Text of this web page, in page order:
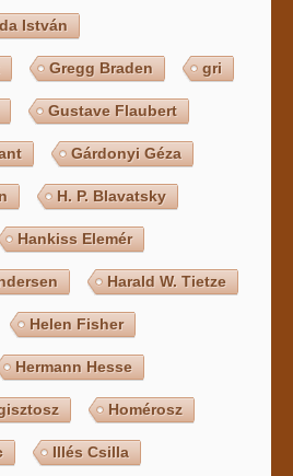
István
Gregg Braden gri
Gustave Flaubert
Gárdonyi Géza
H. P. Blavatsky
Hankiss Elemér
Harald W. Tietze
Helen Fisher
Hermann Hesse
Homérosz
Illés Csilla